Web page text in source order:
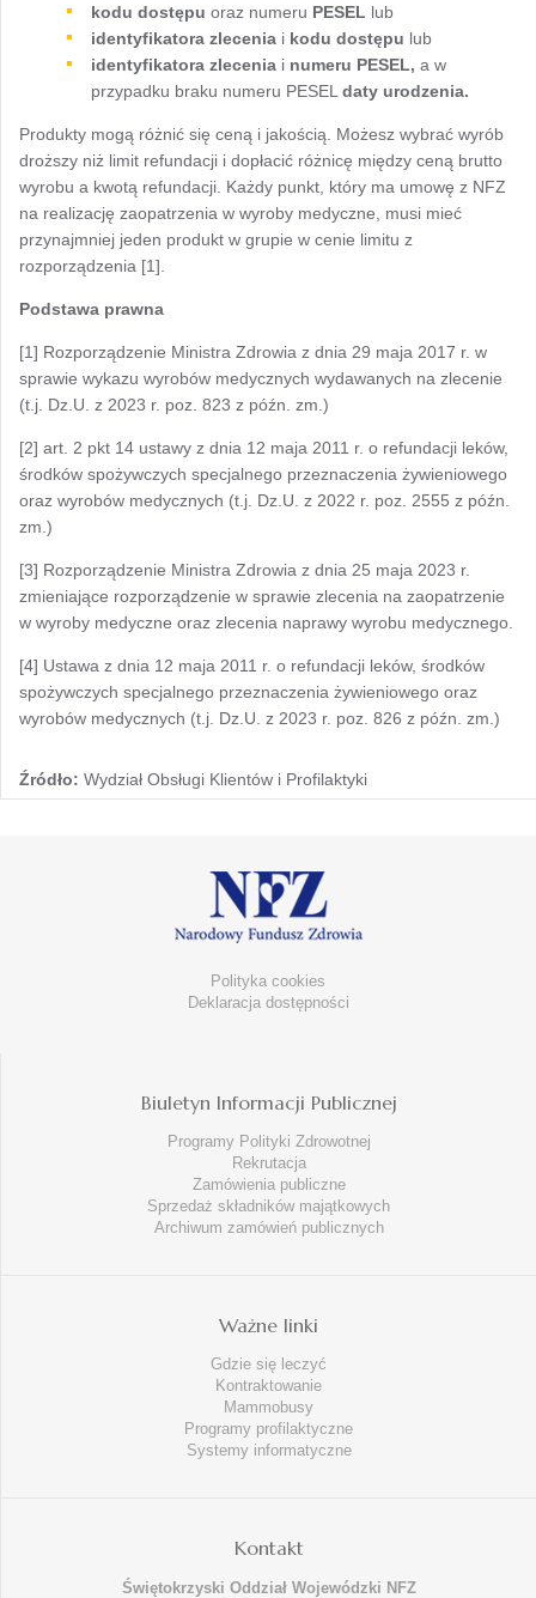
kodu dostępu oraz numeru PESEL lub
identyfikatora zlecenia i kodu dostępu lub
identyfikatora zlecenia i numeru PESEL, a w
przypadku braku numeru PESEL daty urodzenia.
Produkty mogą różnić się ceną i jakością. Możesz wybrać wyrób
droższy niż limit refundacji i dopłacić różnicę między ceną brutto
wyrobu a kwotą refundacji. Każdy punkt, który ma umowę z NFZ
na realizację zaopatrzenia w wyroby medyczne, musi mieć
przynajmniej jeden produkt w grupie w cenie limitu z
rozporządzenia [1].
Podstawa prawna
[1] Rozporządzenie Ministra Zdrowia z dnia 29 maja 2017 r. w
sprawie wykazu wyrobów medycznych wydawanych na zlecenie
(t.j. Dz.U. z 2023 r. poz. 823 z późn. zm.)
[2] art. 2 pkt 14 ustawy z dnia 12 maja 2011 r. o refundacji leków,
środków spożywczych specjalnego przeznaczenia żywieniowego
oraz wyrobów medycznych (t.j. Dz.U. z 2022 r. poz. 2555 z późn.
zm.)
[3] Rozporządzenie Ministra Zdrowia z dnia 25 maja 2023 r.
zmieniające rozporządzenie w sprawie zlecenia na zaopatrzenie
w wyroby medyczne oraz zlecenia naprawy wyrobu medycznego.
[4] Ustawa z dnia 12 maja 2011 r. o refundacji leków, środków
spożywczych specjalnego przeznaczenia żywieniowego oraz
wyrobów medycznych (t.j. Dz.U. z 2023 r. poz. 826 z późn. zm.)
Źródło: Wydział Obsługi Klientów i Profilaktyki
Polityka cookies
Deklaracja dostępności
Biuletyn Informacji Publicznej
Programy Polityki Zdrowotnej
Rekrutacja
Zamówienia publiczne
Sprzedaż składników majątkowych
Archiwum zamówień publicznych
Ważne linki
Gdzie się leczyć
Kontraktowanie
Mammobusy
Programy profilaktyczne
Systemy informatyczne
Kontakt
Świętokrzyski Oddział Wojewódzki NFZ